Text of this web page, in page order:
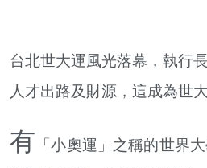
台北世大運風光落幕，執行
人才出路及財源，這成為世
有 「小奧運」之稱的世界